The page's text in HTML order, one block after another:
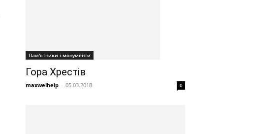
Пам'ятники і монументи
Гора Хрестів
maxwelhelp - 05.03.2018 0